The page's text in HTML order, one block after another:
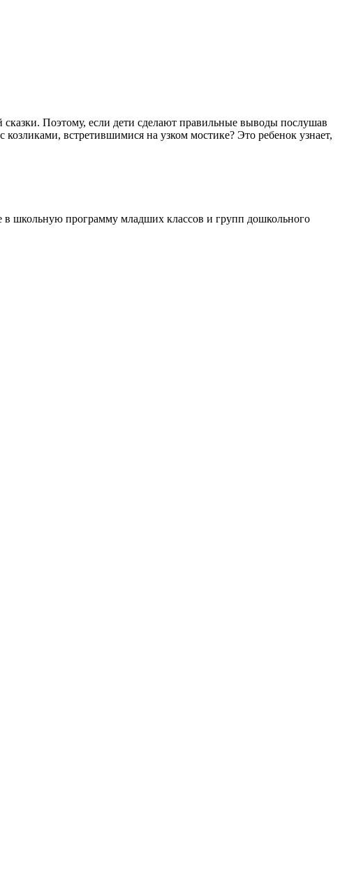
сказки. Поэтому, если дети сделают правильные выводы послушав
встретившимися на узком мостике? Это ребенок узнает,
школьную программу младших классов и групп дошкольного